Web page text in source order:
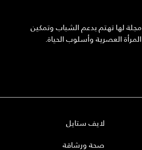
مجلة لها تهتم بدعم الشباب وتمكين
المرأة العصرية وأسلوب الحياة.
لايف ستايل
صحة ورشاقة